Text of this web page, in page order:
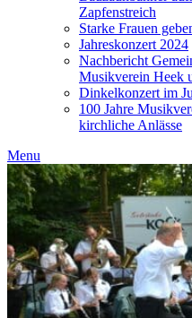
Zapfenstreich
Starke Frauen
Jahreskonzert 2024
Nachbericht
Musikverein Heek
Dinkelkonzert im
100 Jahre
kirchliche Anlässe
Menu